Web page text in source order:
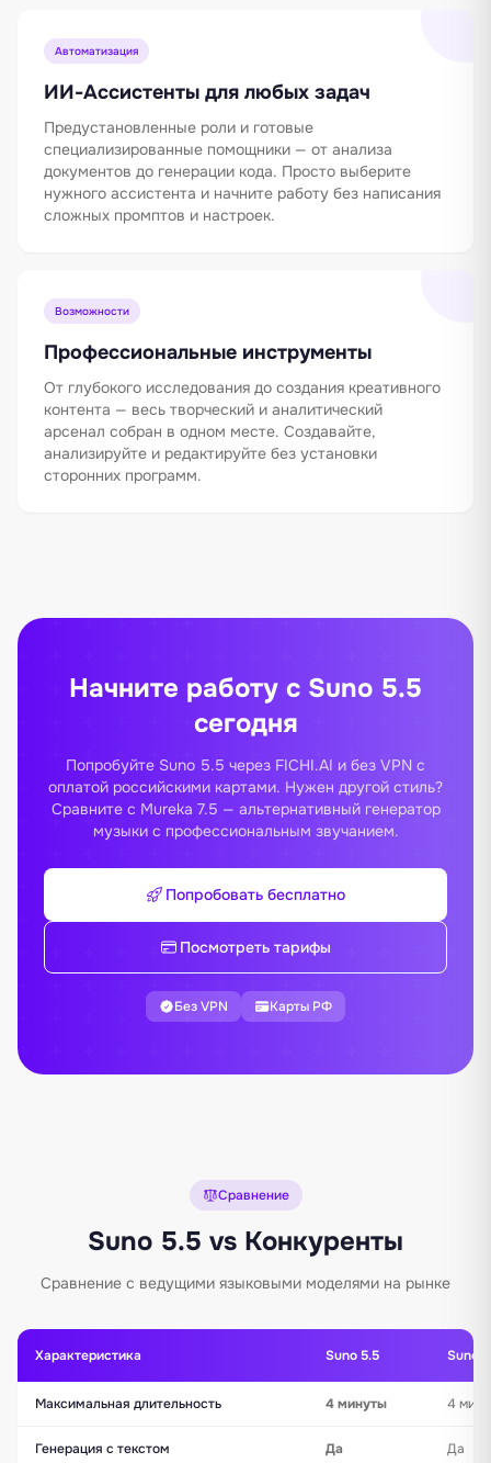
Автоматизация
ИИ-Ассистенты для любых задач
Предустановленные роли и готовые
специализированные помощники — от анализа
документов до генерации кода. Просто выберите
нужного ассистента и начните работу без написания
сложных промптов и настроек.
Возможности
Профессиональные инструменты
От глубокого исследования до создания креативного
контента — весь творческий и аналитический
арсенал собран в одном месте. Создавайте,
анализируйте и редактируйте без установки
сторонних программ.
Начните работу с Suno 5.5
сегодня
Попробуйте Suno 5.5 через FICHI.AI и без VPN с
оплатой российскими картами. Нужен другой стиль?
Сравните с Mureka 7.5 — альтернативный генератор
музыки с профессиональным звучанием.
Попробовать бесплатно
Посмотреть тарифы
Без VPN Карты РФ
Сравнение
Suno 5.5 vs Конкуренты
Сравнение с ведущими языковыми моделями на рынке
Характеристика Suno 5.5 Suno 5
Максимальная длительность 4 минуты 4
Генерация с текстом Да Да